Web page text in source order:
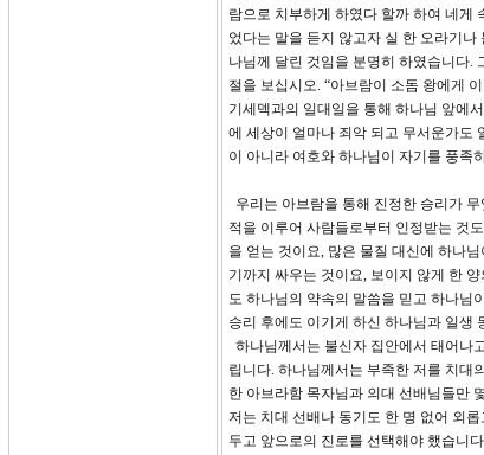
람으로 치부하게 하였다 할까 하여 네게
었다는 말을 듣지 않고자 실 한 오라기
나님께 달린 것임을 분명히 하였습니다.
절을 보십시오. “아브람이 소돔 왕에게
기세덱과의 일대일을 통해 하나님 앞에
에 세상이 얼마나 죄악 되고 무서운가도
이 아니라 여호와 하나님이 자기를 풍족
우리는 아브람을 통해 진정한 승리가
적을 이루어 사람들로부터 인정받는 것
을 얻는 것이요, 많은 물질 대신에 하나
기까지 싸우는 것이요, 보이지 않게 한
도 하나님의 약속의 말씀을 믿고 하나님
승리 후에도 이기게 하신 하나님과 일생
하나님께서는 불신자 집안에서 태어나
립니다. 하나님께서는 부족한 저를 치대
한 아브라함 목자님과 의대 선배님들만
저는 치대 선배나 동기도 한 명 없어 외
두고 앞으로의 진로를 선택해야 했습니